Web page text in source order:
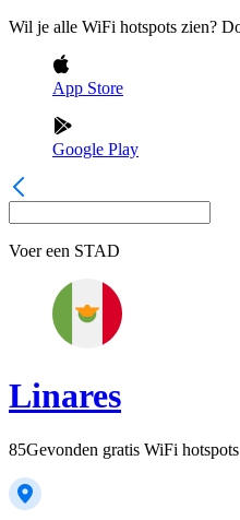
Wil je alle WiFi hotspots zien?
App Store
Google Play
Voer een STAD
Linares
85Gevonden gratis WiFi hotspots